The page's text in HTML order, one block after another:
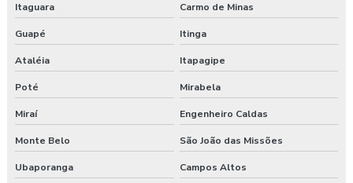
Itaguara Carmo de Minas
Guapé Itinga
Ataléia Itapagipe
Poté Mirabela
Miraí Engenheiro Caldas
Monte Belo São João das Missões
Ubaporanga Campos Altos